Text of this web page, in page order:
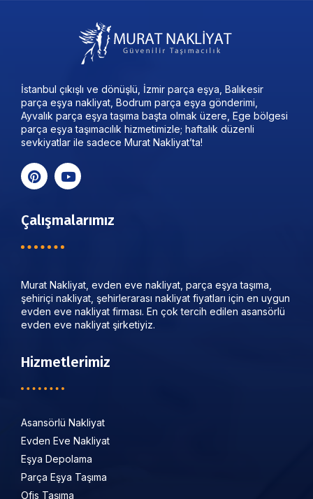
İstanbul çıkışlı ve dönüşlü, İzmir parça eşya, Balıkesir
parça eşya nakliyat, Bodrum parça eşya gönderimi,
Ayvalık parça eşya taşıma başta olmak üzere, Ege bölgesi
parça eşya taşımacılık hizmetimizle; haftalık düzenli
sevkiyatlar ile sadece Murat Nakliyat’ta!
Çalışmalarımız
Murat Nakliyat, evden eve nakliyat, parça eşya taşıma,
şehiriçi nakliyat, şehirlerarası nakliyat fiyatları için en uygun
evden eve nakliyat firması. En çok tercih edilen asansörlü
evden eve nakliyat şirketiyiz.
Hizmetlerimiz
Asansörlü Nakliyat
Evden Eve Nakliyat
Eşya Depolama
Parça Eşya Taşıma
Ofis Taşıma